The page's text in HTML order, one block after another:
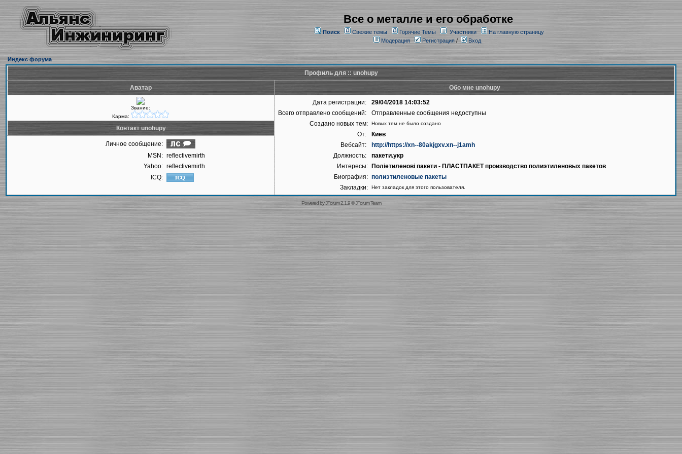
Все о металле и его обработке
Поиск Свежие темы Горячие Темы Участники
На главную страницу
Модерация
Регистрация/ Вход
Индекс форума
Профиль для :: unohupy
Аватар Обо мне unohupy
Звание:
Карма:
Дата регистрации:
29/04/2018 14:03:52
Всего отправлено сообщений:
Отправленные сообщения недоступны
Создано новых тем:
Новых тем не было создано
От:
Киев
Вебсайт:
http://https://xn--80akjgxv.xn--j1amh
Должность:
пакети.укр
Интересы:
Поліетиленові пакети - ПЛАСТПАКЕТ производство полиэтиленовых пакетов
Биография: полиэтиленовые пакеты
Закладки:
Нет закладок для этого пользователя.
Контакт unohupy
Личное сообщение:
MSN: reflectivemirth
Yahoo: reflectivemirth
ICQ:
Powered byJForum 2.1.9©JForum Team